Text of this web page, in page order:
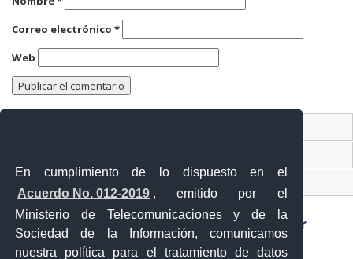
En cumplimiento de lo dispuesto en el
Acuerdo No. 012-2019 , emitido por el
Ministerio de Telecomunicaciones y de la
Sociedad de la Información, comunicamos
nuestra política para el tratamiento de datos
Nombre*
Correo electrónico*
Web
Contacto Ciudadano
Ventanilla Única de Comercio Exterior
Sistema Nacional de Información (SNI)